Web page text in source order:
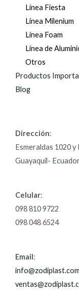
Línea Fiesta
Línea Milenium
Línea Foam
Línea de
Otros
Productos
Blog
Dirección:
Esmeraldas 1020 y
Guayaquil-
Celular:
098 810 9722
098 048 6524
Email: